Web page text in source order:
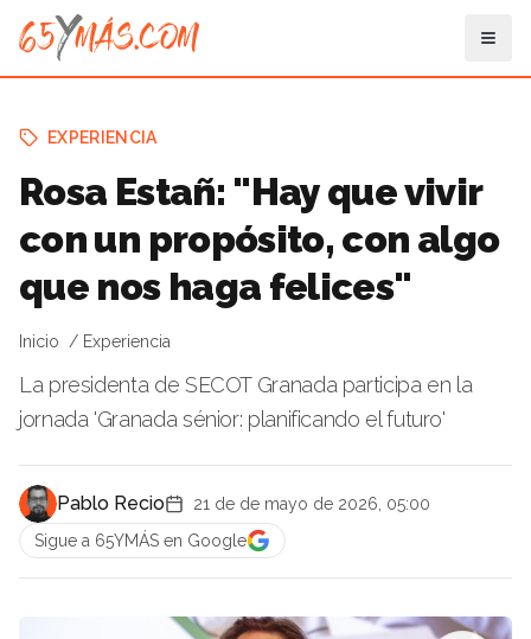
EXPERIENCIA
Rosa Estañ: "Hay que vivir
con un propósito, con algo
que nos haga felices"
Inicio Experiencia
La presidenta de SECOT Granada participa en la
jornada 'Granada sénior: planificando el futuro'
Pablo Recio
21 de de mayo de 2026, 05:00
Sigue a 65YMÁS en Google